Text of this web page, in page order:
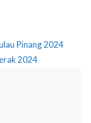
Pinang 2024
2024